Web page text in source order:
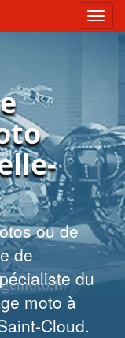
ou de
de
du
moto à
Cloud.